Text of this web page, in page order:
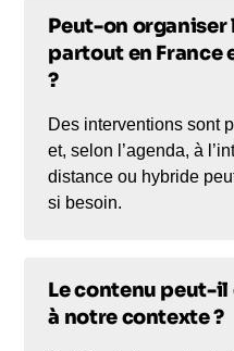
Peut-on organiser
partout en France
?
Des interventions sont
et, selon l’agenda, à
distance ou hybride
si besoin.
Le contenu peut-
à notre contexte ?